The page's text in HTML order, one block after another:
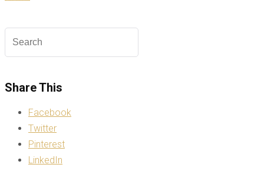
Share This
Facebook
Twitter
Pinterest
LinkedIn